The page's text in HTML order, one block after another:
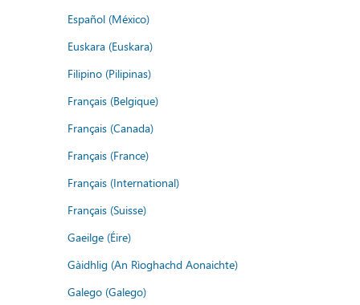
Español (México)
Euskara (Euskara)
Filipino (Pilipinas)
Français (Belgique)
Français (Canada)
Français (France)
Français (International)
Français (Suisse)
Gaeilge (Éire)
Gàidhlig (An Rìoghachd Aonaichte)
Galego (Galego)